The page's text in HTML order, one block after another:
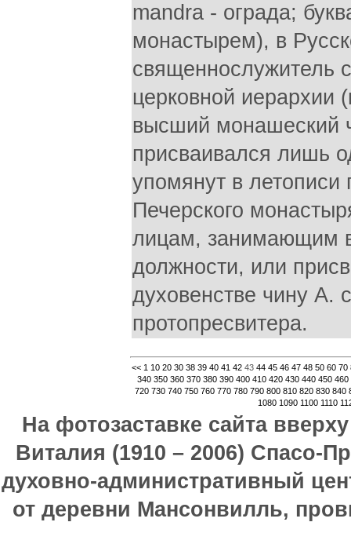
mandra - ограда;
монастырем), в
священнослужитель
церковной иерархии
высший монашеский
присваивался лишь
упомянут в летописи
Печерского
лицам, занимающим
должности, или
духовенстве чину А.
протопресвитера.
<< 1 10 20 30 38 39 40 41 4243 44 45 46 47 48 50 60 70
340 350 360 370 380 390 400 410 420 430 440 450 460
720 730 740 750 760 770 780 790 800 810 820 830 840
1080 1090 1100 1110
На фотозаставке сайта
Виталия (1910 – 2006) Спасо-
духовно-административный
от деревни Мансонвилль,